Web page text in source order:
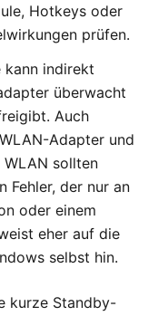
Hotkeys oder
prüfen.
kann indirekt
überwacht
Auch
Adapter und
sollten
Fehler, der nur an
oder einem
eher auf die
selbst hin.
kurze Standby-